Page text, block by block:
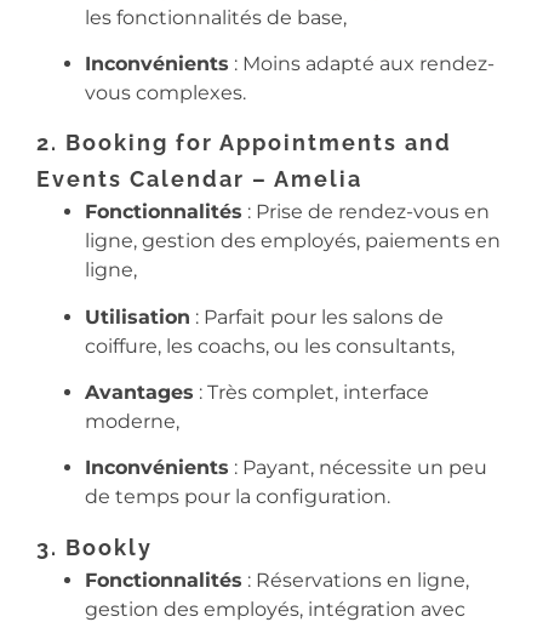
les fonctionnalités de base,
Inconvénients : Moins adapté aux rendez-
vous complexes.
2. Booking for Appointments and
Events Calendar – Amelia
Fonctionnalités : Prise de rendez-vous en
ligne, gestion des employés, paiements en
ligne,
Utilisation : Parfait pour les salons de
coiffure, les coachs, ou les consultants,
Avantages : Très complet, interface
moderne,
Inconvénients : Payant, nécessite un peu
de temps pour la configuration.
3. Bookly
Fonctionnalités : Réservations en ligne,
gestion des employés, intégration avec